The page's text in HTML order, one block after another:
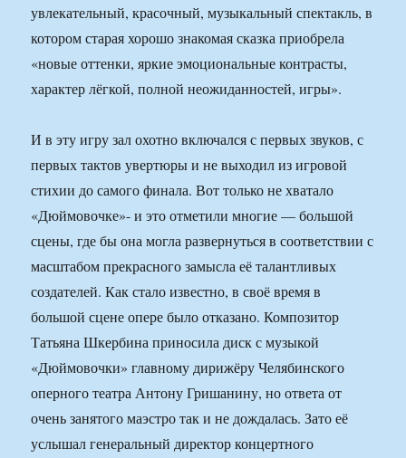
увлекательный, красочный, музыкальный спектакль, в
котором старая хорошо знакомая сказка приобрела
«новые оттенки, яркие эмоциональные контрасты,
характер лёгкой, полной неожиданностей, игры».
И в эту игру зал охотно включался с первых звуков, с
первых тактов увертюры и не выходил из игровой
стихии до самого финала. Вот только не хватало
«Дюймовочке»- и это отметили многие — большой
сцены, где бы она могла развернуться в соответствии с
масштабом прекрасного замысла её талантливых
создателей. Как стало известно, в своё время в
большой сцене опере было отказано. Композитор
Татьяна Шкербина приносила диск с музыкой
«Дюймовочки» главному дирижёру Челябинского
оперного театра Антону Гришанину, но ответа от
очень занятого маэстро так и не дождалась. Зато её
услышал генеральный директор концертного